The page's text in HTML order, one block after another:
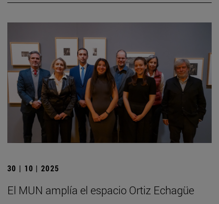
30 | 10 | 2025
El MUN amplía el espacio Ortiz Echagüe